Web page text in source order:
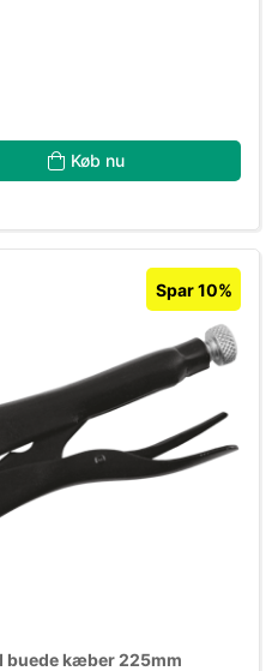
Køb nu
Spar 10%
buede kæber 225mm